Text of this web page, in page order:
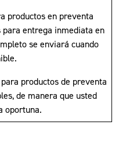
productos en preventa
entrega inmediata en
se enviará cuando
productos de preventa
de manera que usted
oportuna.